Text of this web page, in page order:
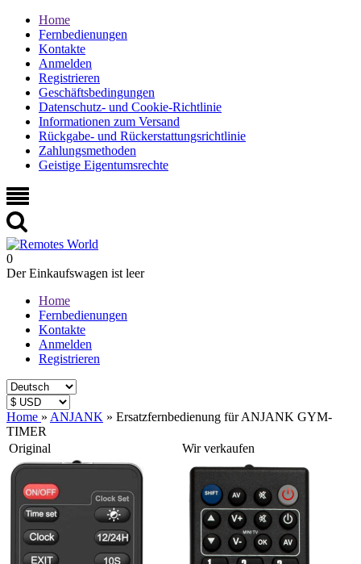
Home
Fernbedienungen
Kontakte
Anmelden
Registrieren
Geschäftsbedingungen
Datenschutz- und Cookie-Richtlinie
Informationen zum Versand
Rückgabe- und Rückerstattungsrichtlinie
Zahlungsmethoden
Geistige Eigentumsrechte
0
Der Einkaufswagen ist leer
Home
Fernbedienungen
Kontakte
Anmelden
Registrieren
Home » ANJANK » Ersatzfernbedienung für ANJANK GYM-
TIMER
Original
Wir verkaufen